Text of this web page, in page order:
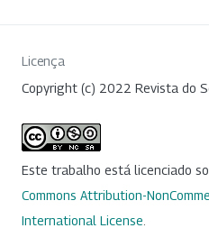
Licença
Copyright (c) 2022 Revista do
Este trabalho está licenciado
Commons Attribution-
International License